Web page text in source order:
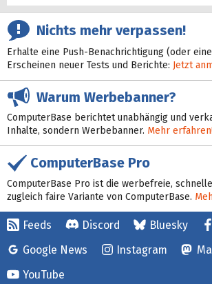
Nichts mehr verpassen!
Erhalte eine Push-Benachrichtigung (oder
Erscheinen neuer Tests und Berichte: Jetzt
Warum Werbebanner?
ComputerBase berichtet unabhängig und
Inhalte, sondern Werbebanner. Mehr erfahren!
ComputerBase Pro
ComputerBase Pro ist die werbefreie,
zugleich faire Variante von ComputerBase.
Feeds Discord Bluesky
Google News
Instagram
YouTube